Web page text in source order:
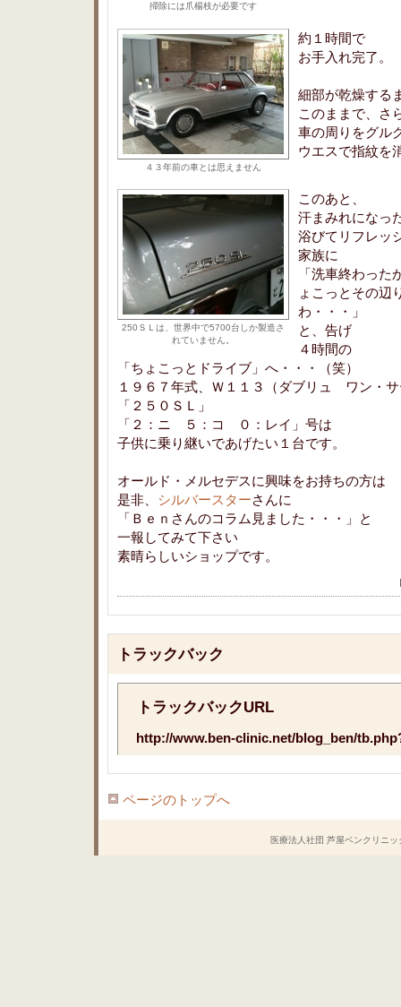
掃除には爪楊枝が必要です
４３年前の車とは思えません
約１時間で
お手入れ完了。
細部が乾燥する
このままで、さ
車の周りをグル
ウエスで指紋を
250ＳＬは、世界中で5700台しか製造さ
れていません。
このあと、
汗まみれになっ
浴びてリフレッ
家族に
「洗車終わっ
ょこっとその辺
わ・・・」
と、告げ
４時間の
「ちょこっとドライブ」へ・・・（笑）
１９６７年式、Ｗ１１３（ダブリュ ワン・
「２５０ＳＬ」
「２：ニ ５：コ ０：レイ」号は
子供に乗り継いであげたい１台です。
オールド・メルセデスに興味をお持ちの方は
是非、 シルバースターさんに
「Ｂｅｎさんのコラム見ました・・・」と
一報してみて下さい
素晴らしいショップです。
トラックバック
トラックバックURL
http://www.ben-clinic.net/blog_ben/
ページのトップへ
医療法人社団 芦屋ベンクリニ